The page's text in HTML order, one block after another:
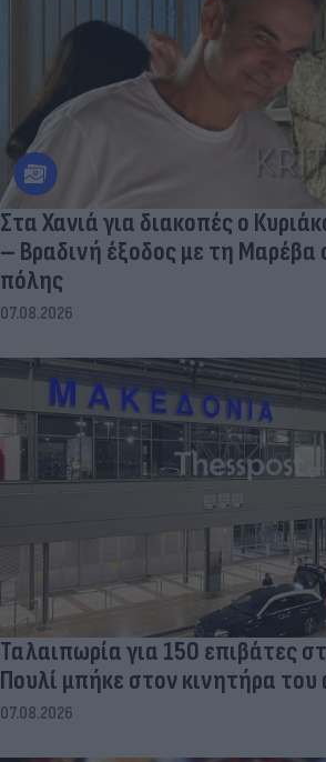
Στα Χανιά για διακοπές ο
– Βραδινή έξοδος με τη Μαρέβα
πόλης
07.08.2026
Ταλαιπωρία για 150 επιβάτες
Πουλί μπήκε στον κινητήρα
07.08.2026